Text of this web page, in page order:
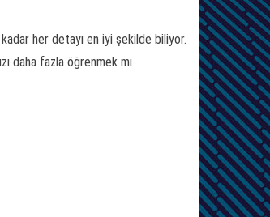
kadar her detayı en iyi şekilde biliyor.
daha fazla öğrenmek mi